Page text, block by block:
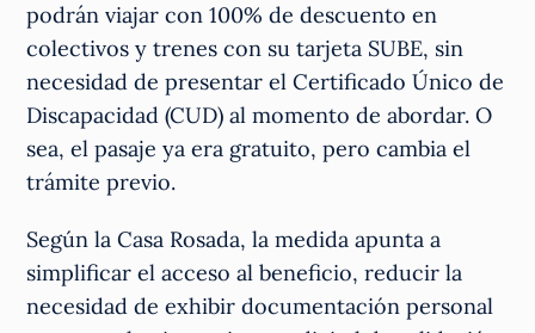
podrán viajar con 100% de descuento en
colectivos y trenes con su tarjeta SUBE, sin
necesidad de presentar el Certificado Único de
Discapacidad (CUD) al momento de abordar. O
sea, el pasaje ya era gratuito, pero cambia el
trámite previo.
Según la Casa Rosada, la medida apunta a
simplificar el acceso al beneficio, reducir la
necesidad de exhibir documentación personal